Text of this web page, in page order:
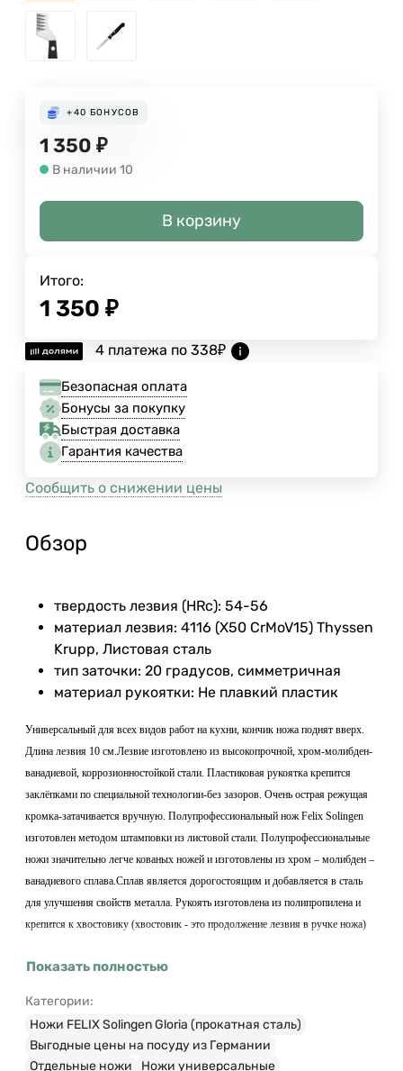
+40 БОНУСОВ
1 350 ₽
В наличии 10
В корзину
Итого:
1 350 ₽
4 платежа по 338₽
Безопасная оплата
Бонусы за покупку
Быстрая доставка
Гарантия качества
Сообщить о снижении цены
Обзор
твердость лезвия (HRc): 54-56
материал лезвия: 4116 (X50 CrMoV15) Thyssen
Krupp, Листовая сталь
тип заточки: 20 градусов, симметричная
материал рукоятки: Не плавкий пластик
Универсальный для всех видов работ на кухни, кончик ножа поднят вверх.
Длина лезвия 10 см.Лезвие изготовлено из высокопрочной, хром-молибден-
ванадиевой, коррозионностойкой стали. Пластиковая рукоятка крепится
заклёпками по специальной технологии-без зазоров. Очень острая режущая
кромка-затачивается вручную. Полупрофессиональный нож Felix Solingen
изготовлен методом штамповки из листовой стали. Полупрофессиональные
ножи значительно легче кованых ножей и изготовлены из хром – молибден –
ванадиевого сплава.Сплав является дорогостоящим и добавляется в сталь
для улучшения свойств металла. Рукоять изготовлена из полипропилена и
крепится к хвостовику (хвостовик - это продолжение лезвия в ручке ножа)
выскальзывание из руки.Полупрофессиональные ножи 60 серии Felix
- стойкий к активным химическим веществам
- прочны и технологичны
- имеют удобную эргономическую форму
Показать полностью
Категории:
Ножи FELIX Solingen Gloria (прокатная сталь)
Выгодные цены на посуду из Германии
Отдельные ножи
Ножи универсальные